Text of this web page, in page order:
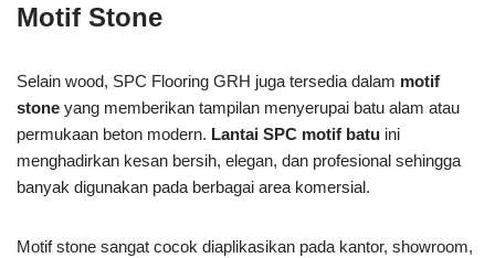
Motif Stone
Selain wood, SPC Flooring GRH juga tersedia dalam motif
stone yang memberikan tampilan menyerupai batu alam atau
permukaan beton modern. Lantai SPC motif batu ini
menghadirkan kesan bersih, elegan, dan profesional sehingga
banyak digunakan pada berbagai area komersial.
Motif stone sangat cocok diaplikasikan pada kantor, showroom,